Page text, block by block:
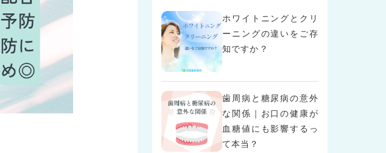
ホワイトニングとクリ
ーニングの違いをご存
知ですか？
歯周病と糖尿病の意外
な関係｜お口の健康が
血糖値にも影響するっ
て本当？